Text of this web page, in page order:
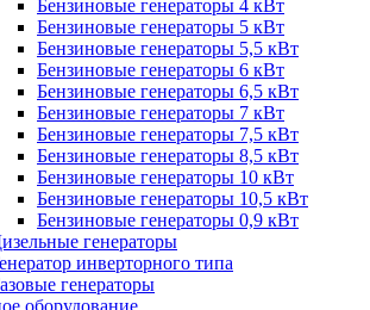
Бензиновые генераторы 4 кВт
Бензиновые генераторы 5 кВт
Бензиновые генераторы 5,5 кВт
Бензиновые генераторы 6 кВт
Бензиновые генераторы 6,5 кВт
Бензиновые генераторы 7 кВт
Бензиновые генераторы 7,5 кВт
Бензиновые генераторы 8,5 кВт
Бензиновые генераторы 10 кВт
Бензиновые генераторы 10,5 кВт
Бензиновые генераторы 0,9 кВт
генераторы
инверторного типа
генераторы
оборудование